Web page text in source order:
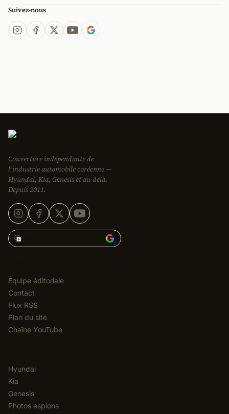
Suivez-nous
Couverture indépendante de
l’industrie automobile coréenne —
Hyundai, Kia, Genesis et au-delà.
Depuis 2011.
Ajouter Korean Car Blog à
Équipe éditoriale
Contact
Flux RSS
Plan du site
Chaîne YouTube
Hyundai
Kia
Genesis
Photos espions